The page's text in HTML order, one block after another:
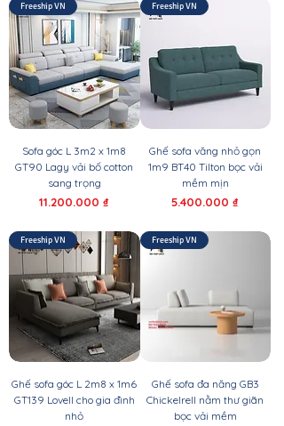
Freeship VN
Sofa góc L 3m2 x 1m8
GT90 Lagy vải bố cotton
sang trọng
Giá
11.200.000 ₫
Freeship VN
Ghế sofa văng nhỏ gọn
1m9 BT40 Tilton bọc vải
mềm mịn
Giá
5.400.000 ₫
Freeship VN
Ghế sofa góc L 2m8 x 1m6
GT139 Lovell cho gia đình
nhỏ
Freeship VN
Ghế sofa đa năng GB3
Chickelrell nằm thư giãn
bọc vải mềm